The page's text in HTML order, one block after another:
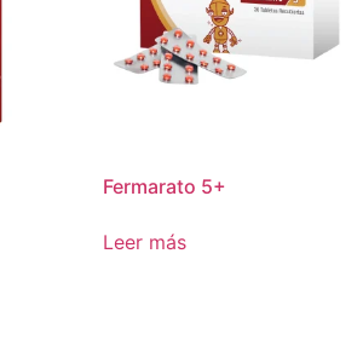
Fermarato 5+
Leer más